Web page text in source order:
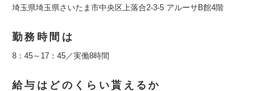
埼玉県埼玉県さいたま市中央区上落合2-3-5 アルーサB館4階
勤務時間は
8：45～17：45／実働8時間
給与はどのくらい貰えるか